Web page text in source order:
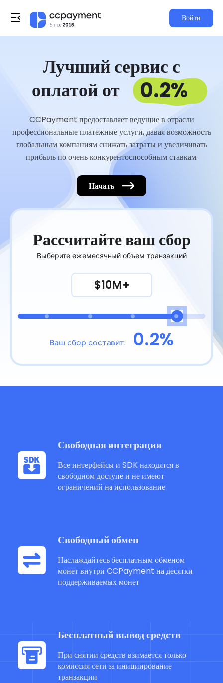
Войти
Лучший сервис с
оплатой от
0.2%
CCPayment предоставляет ведущие в отрасли
профессиональные платежные услуги, давая возможность
глобальным компаниям снижать затраты и увеличивать
прибыль по очень конкурентоспособным ставкам.
Начать
Рассчитайте ваш сбор
Выберите ежемесячный объем транзакций
$10M+
Ваш сбор составит: 0.2%
Свободная интеграция
Все интерфейсы и SDK находятся в
свободном доступе и не имеют
ограничений на использование
Свободный обмен
Наслаждайтесь бесплатным обменом
монет внутри CCPayment на десятки
поддерживаемых монет
Бесплатный вывод средств
При снятии средств взимается только
комиссия сети за инициирование
транзакции